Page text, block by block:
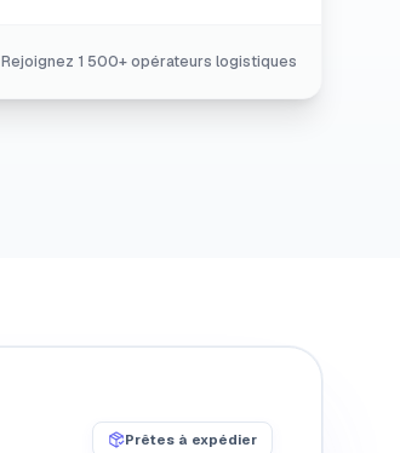
Rejoignez 1 500+ opérateurs logistiques
Prêtes à expédier